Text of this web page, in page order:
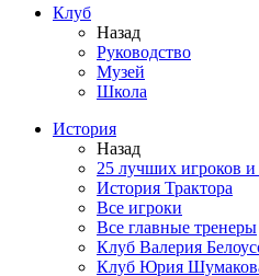
Клуб
Назад
Руководство
Музей
Школа
История
Назад
25 лучших игроков и
История Трактора
Все игроки
Все главные тренеры
Клуб Валерия
Клуб Юрия